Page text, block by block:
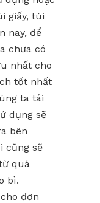
giấy, túi
nay, để
chưa có
nhất cho
tốt nhất
ta tái
dụng sẽ
bên
cũng sẽ
quá
bì.
đơn